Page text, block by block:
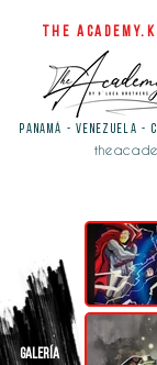
THE
PANAMÁ - VENEZUELA -
GALERÍA